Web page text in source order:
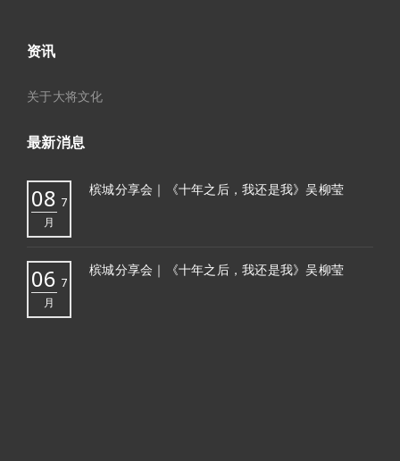
资讯
关于大将文化
最新消息
08 7
月
槟城分享会｜《十年之后，我还是我》吴柳莹
06 7
月
槟城分享会｜《十年之后，我还是我》吴柳莹